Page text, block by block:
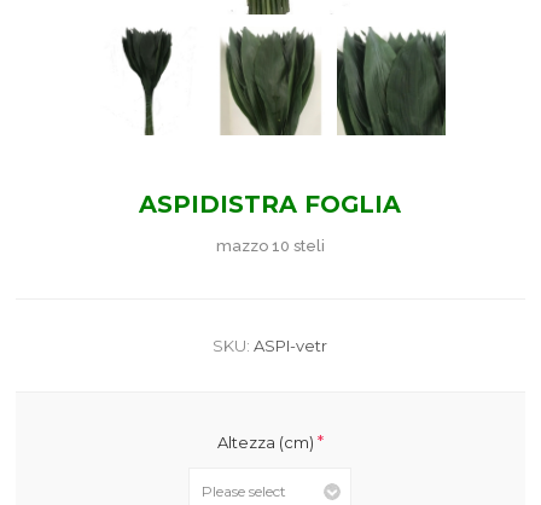
ASPIDISTRA FOGLIA
mazzo 10 steli
SKU: ASPI-vetr
Altezza (cm) *